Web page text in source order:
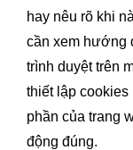
hay nêu rõ khi
cần xem hướng
trình duyệt trên
thiết lập cookies
phần của trang
động đúng.